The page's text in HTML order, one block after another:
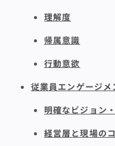
理解度
帰属意識
行動意欲
従業員エンゲージ
明確なビジョン
経営層と現場の